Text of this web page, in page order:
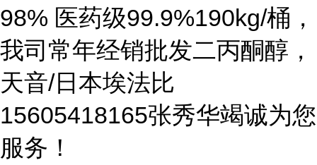
98% 医药级99.9%190kg/桶，
我司常年经销批发二丙酮醇，
天音/日本埃法比
15605418165张秀华竭诚为您
服务！